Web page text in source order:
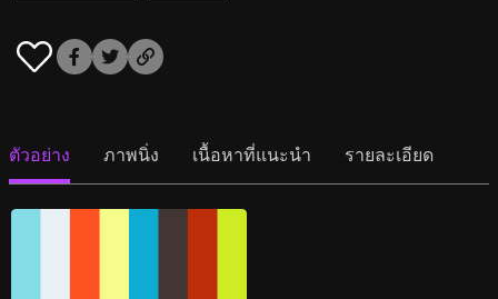
ตัวอย่าง ภาพนิ่ง เนื้อหาที่แนะนำ รายละเอียด